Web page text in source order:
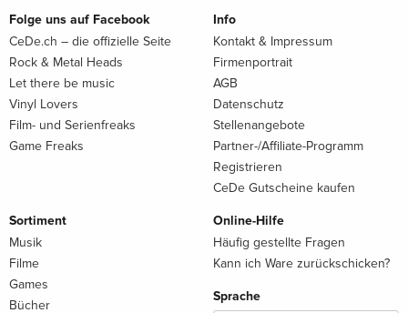
Folge uns auf Facebook
CeDe.ch – die offizielle Seite
Rock & Metal Heads
Let there be music
Vinyl Lovers
Film- und Serienfreaks
Game Freaks
Info
Kontakt & Impressum
Firmenportrait
AGB
Datenschutz
Stellenangebote
Partner-/Affiliate-Programm
Registrieren
CeDe Gutscheine kaufen
Sortiment
Musik
Filme
Games
Bücher
Online-Hilfe
Häufig gestellte Fragen
Kann ich Ware zurückschicken?
Sprache